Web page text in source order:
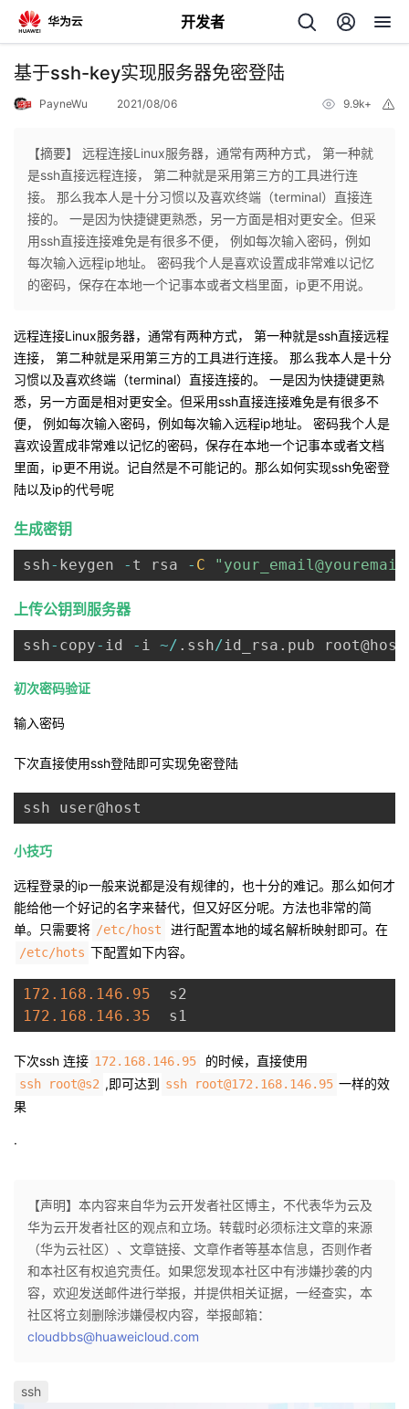
开发者
返
个
人
页
我
开
发
者
我
的
博
客
我
的
论
坛
我
的
圈
我
的
我
动
关
的
开
发
者
学
堂
我
的
我
证
实
的
藏
我
的
Programs
我
的
支
持
我
的
技
持
我
的
建
基于ssh-key实现服务器免密登陆
PayneWu 2021/08/06 9.9k+
【摘要】 远程连接Linux服务器，通常有两种方式， 第一种就
是ssh直接远程连接， 第二种就是采用第三方的工具进行连
接。 那么我本人是十分习惯以及喜欢终端（terminal）直接连
接的。 一是因为快捷键更熟悉，另一方面是相对更安全。但采
用ssh直接连接难免是有很多不便， 例如每次输入密码，例如
每次输入远程ip地址。 密码我个人是喜欢设置成非常难以记忆
的密码，保存在本地一个记事本或者文档里面，ip更不用说。
远程连接Linux服务器，通常有两种方式， 第一种就是ssh直接远程
连接， 第二种就是采用第三方的工具进行连接。 那么我本人是十分
习惯以及喜欢终端（terminal）直接连接的。 一是因为快捷键更熟
悉，另一方面是相对更安全。但采用ssh直接连接难免是有很多不
便， 例如每次输入密码，例如每次输入远程ip地址。 密码我个人是
喜欢设置成非常难以记忆的密码，保存在本地一个记事本或者文档
里面，ip更不用说。记自然是不可能记的。那么如何实现ssh免密登
陆以及ip的代号呢
生成密钥
ssh- keygen - t rsa - C
上传公钥到服务器
ssh- copy- id - i ~/ . ssh/id_rsa .
初次密码验证
输入密码
下次直接使用ssh登陆即可实现免密登陆
小技巧
远程登录的ip一般来说都是没有规律的，也十分的难记。那么如何才
能给他一个好记的名字来替代，但又好区分呢。方法也非常的简
单。只需要将 /etc/host 进行配置本地的域名解析映射即可。在
/etc/hots 下配置如下内容。
172.168 .146 .95
172.168 .146 .35
下次ssh 连接 172.168.146.95 的时候，直接使用
ssh root@s2 ,即可达到 ssh root@172.168.146.95 一样的效
果
·
【声明】本内容来自华为云开发者社区博主，不代表华为云及
华为云开发者社区的观点和立场。转载时必须标注文章的来源
（华为云社区）、文章链接、文章作者等基本信息，否则作者
和本社区有权追究责任。如果您发现本社区中有涉嫌抄袭的内
容，欢迎发送邮件进行举报，并提供相关证据，一经查实，本
社区将立刻删除涉嫌侵权内容，举报邮箱：
cloudbbs@huaweicloud.com
ssh